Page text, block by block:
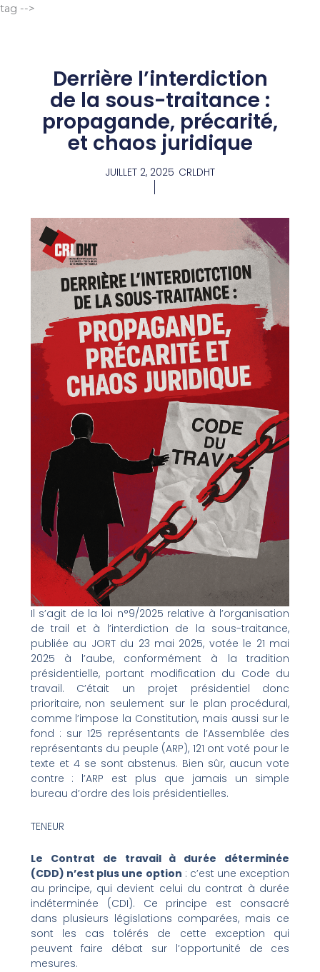
tag -->
Derrière l’interdiction
de la sous-traitance :
propagande, précarité,
et chaos juridique
JUILLET 2, 2025 CRLDHT
Il s’agit de la loi n°9/2025 relative à l’organisation
de trail et à l’interdiction de la sous-traitance,
publiée au JORT du 23 mai 2025, votée le 21 mai
2025 à l’aube, conformément à la tradition
présidentielle, portant modification du Code du
travail. C’était un projet présidentiel donc
prioritaire, non seulement sur le plan procédural,
comme l’impose la Constitution, mais aussi sur le
fond : sur 125 représentants de l’Assemblée des
représentants du peuple (ARP), 121 ont voté pour le
texte et 4 se sont abstenus. Bien sûr, aucun vote
contre : l’ARP est plus que jamais un simple
bureau d’ordre des lois présidentielles.
TENEUR
Le Contrat de travail à durée déterminée
(CDD) n’est plus une option : c’est une exception
au principe, qui devient celui du contrat à durée
indéterminée (CDI). Ce principe est consacré
dans plusieurs législations comparées, mais ce
sont les cas tolérés de cette exception qui
peuvent faire débat sur l’opportunité de ces
mesures.